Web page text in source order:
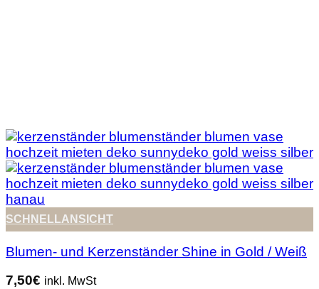
SCHNELLANSICHT
Blumen- und Kerzenständer Shine in Gold / Weiß
7,50€ inkl. MwSt